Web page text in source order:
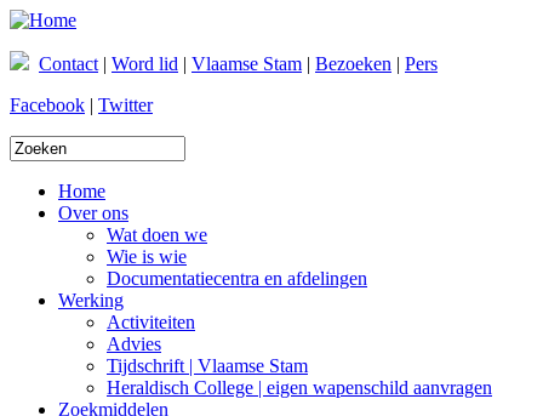
Overslaan en naar de inhoud gaan
Contact | Word lid | Vlaamse Stam | Bezoeken | Pers
Facebook | Twitter
Home
Over ons
Wat doen we
Wie is wie
Documentatiecentra en afdelingen
Werking
Activiteiten
Advies
Tijdschrift | Vlaamse Stam
Heraldisch College | eigen wapenschild aanvragen
Zoekmiddelen